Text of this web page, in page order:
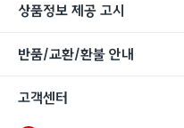
상품정보 제공 고시
반품/교환/환불 안내
고객센터